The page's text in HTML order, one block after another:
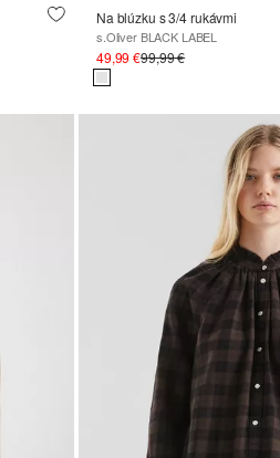
Na blúzku s 3/4 rukávmi
s.Oliver BLACK LABEL
49,99 €99,99 €